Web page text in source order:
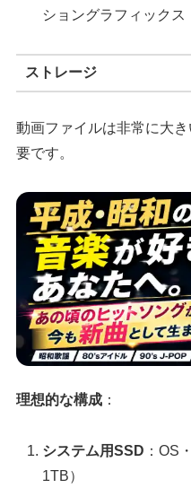
ショングラフィックス
ストレージ
動画ファイルは非常に大
要です。
理想的な構成 ：
システム用SSD ：OS
1TB）